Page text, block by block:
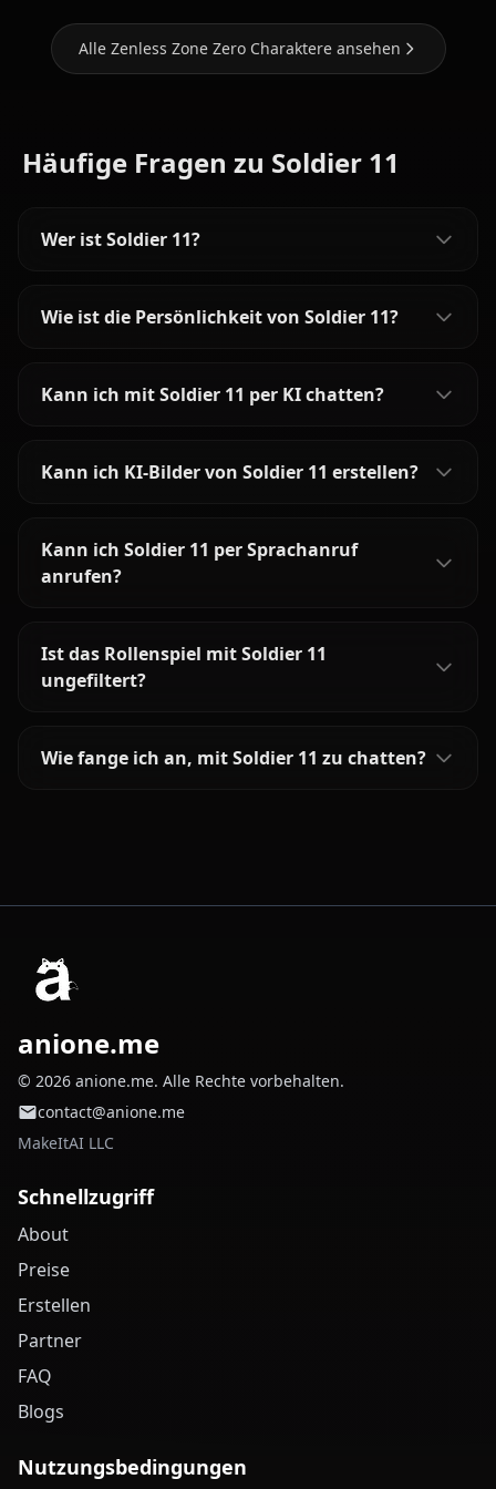
Alle Zenless Zone Zero Charaktere ansehen
Häufige Fragen zu Soldier 11
Wer ist Soldier 11?
Wie ist die Persönlichkeit von Soldier 11?
Kann ich mit Soldier 11 per KI chatten?
Kann ich KI-Bilder von Soldier 11 erstellen?
Kann ich Soldier 11 per Sprachanruf
anrufen?
Ist das Rollenspiel mit Soldier 11
ungefiltert?
Wie fange ich an, mit Soldier 11 zu chatten?
anione.me
© 2026 anione.me. Alle Rechte vorbehalten.
contact@anione.me
MakeItAI LLC
Schnellzugriff
About
Preise
Erstellen
Partner
FAQ
Blogs
Nutzungsbedingungen